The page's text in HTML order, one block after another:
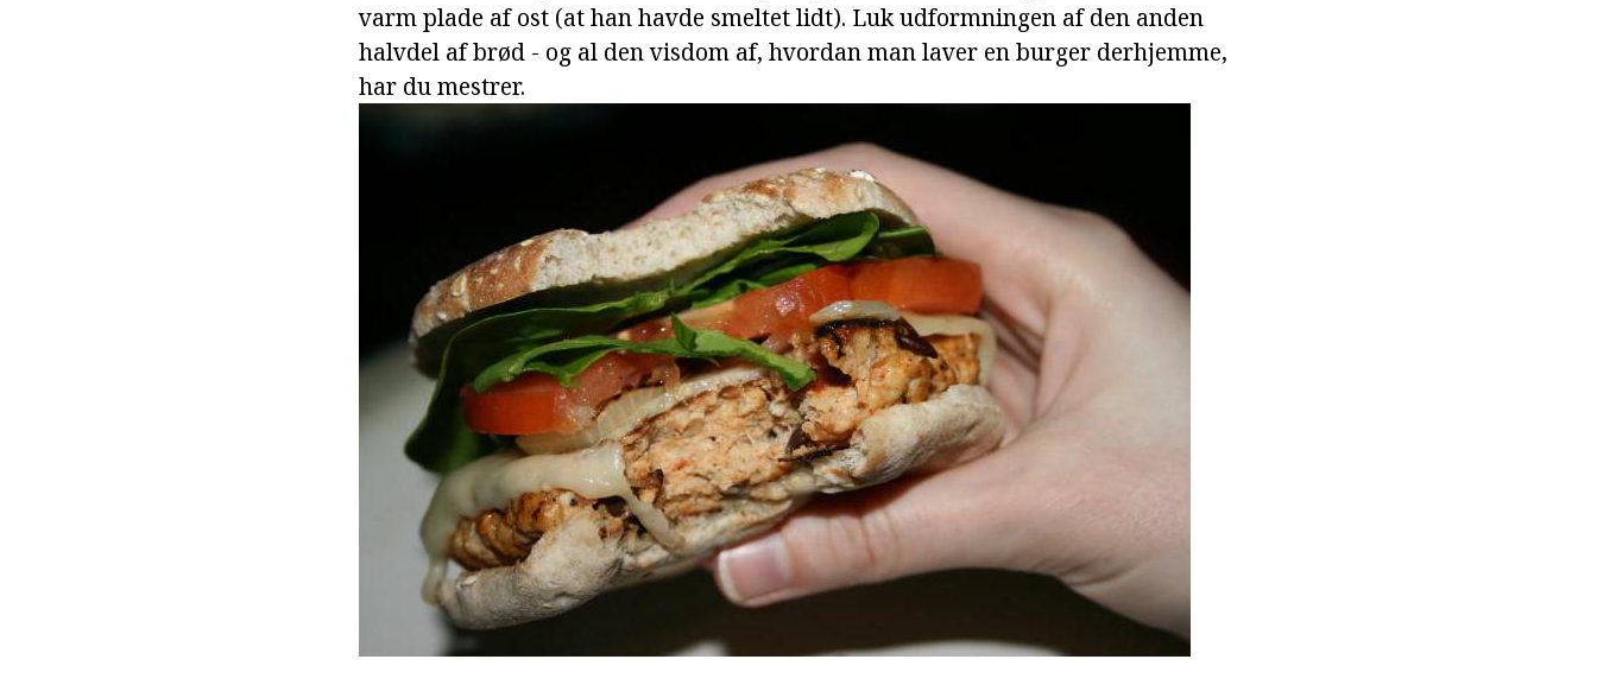
varm plade af ost (at han havde smeltet lidt). Luk udformningen af den anden
halvdel af brød - og al den visdom af, hvordan man laver en burger derhjemme,
har du mestrer.